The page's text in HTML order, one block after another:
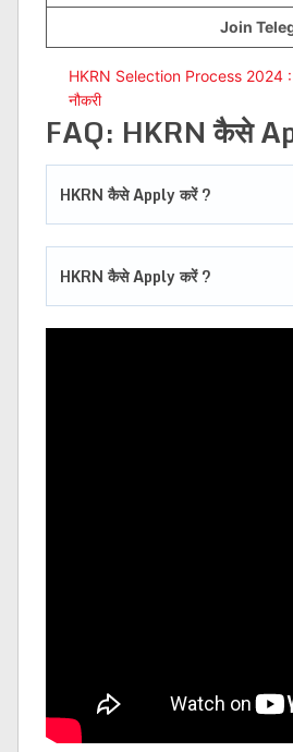
Join
HKRN Selection Process 2024 :
नौकरी
FAQ: HKRN कैसे
HKRN कैसे Apply करें ?
HKRN कैसे Apply करें ?